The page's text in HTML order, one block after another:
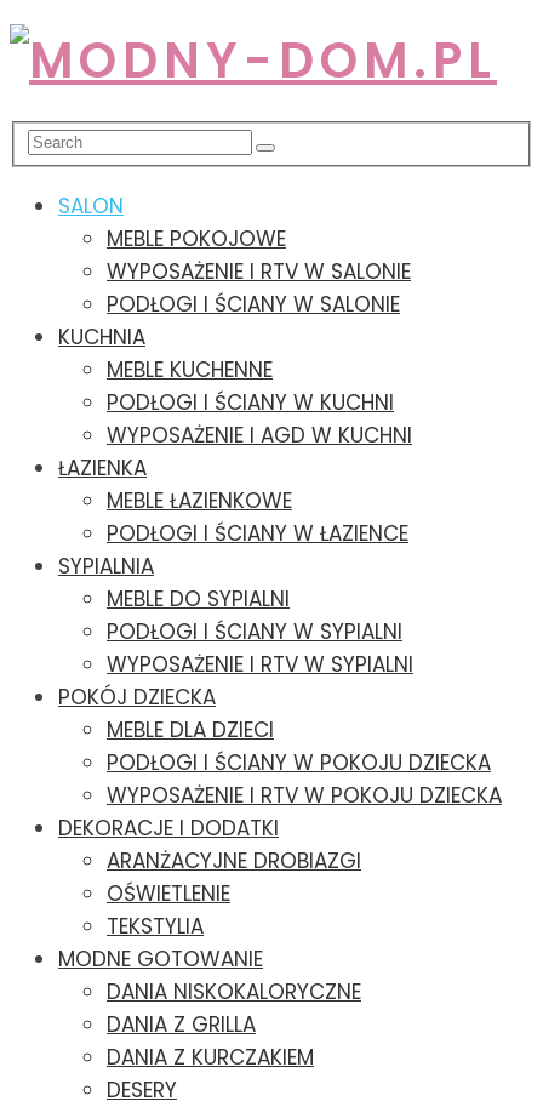
SALON
MEBLE POKOJOWE
WYPOSAŻENIE I RTV W SALONIE
PODŁOGI I ŚCIANY W SALONIE
KUCHNIA
MEBLE KUCHENNE
PODŁOGI I ŚCIANY W KUCHNI
WYPOSAŻENIE I AGD W KUCHNI
ŁAZIENKA
MEBLE ŁAZIENKOWE
PODŁOGI I ŚCIANY W ŁAZIENCE
SYPIALNIA
MEBLE DO SYPIALNI
PODŁOGI I ŚCIANY W SYPIALNI
WYPOSAŻENIE I RTV W SYPIALNI
POKÓJ DZIECKA
MEBLE DLA DZIECI
PODŁOGI I ŚCIANY W POKOJU DZIECKA
WYPOSAŻENIE I RTV W POKOJU DZIECKA
DEKORACJE I DODATKI
ARANŻACYJNE DROBIAZGI
OŚWIETLENIE
TEKSTYLIA
MODNE GOTOWANIE
DANIA NISKOKALORYCZNE
DANIA Z GRILLA
DANIA Z KURCZAKIEM
DESERY